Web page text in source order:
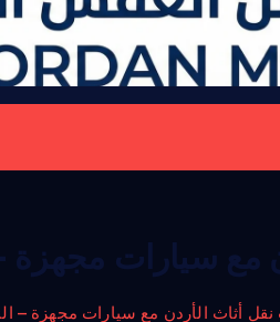
مع سيارات مجهزة
أثاث الأردن مع سيارات مجهزة –